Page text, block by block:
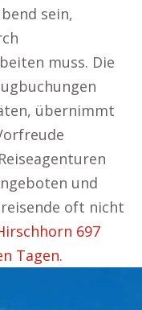
sein,
muss. Die
übernimmt
und
oft nicht
697
Tagen.